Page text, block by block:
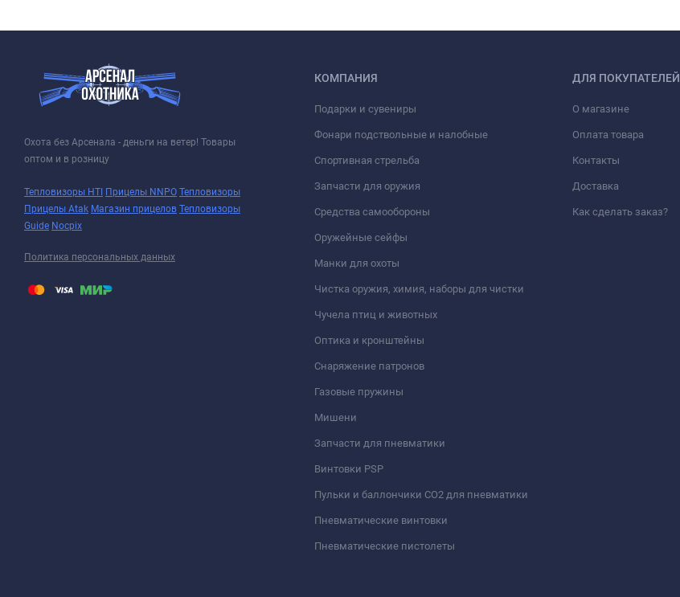
Охота без Арсенала - деньги на ветер! Товары
оптом и в розницу
Тепловизоры HTI Прицелы NNPO Тепловизоры
Прицелы Atak Магазин прицелов Тепловизоры
Guide Nocpix
Политика персональных данных
КОМПАНИЯ
Подарки и сувениры
Фонари подствольные и налобные
Спортивная стрельба
Запчасти для оружия
Средства самообороны
Оружейные сейфы
Манки для охоты
Чистка оружия, химия, наборы для чистки
Чучела птиц и животных
Оптика и кронштейны
Снаряжение патронов
Газовые пружины
Мишени
Запчасти для пневматики
Винтовки PSP
Пульки и баллончики СО2 для пневматики
Пневматические винтовки
Пневматические пистолеты
ДЛЯ ПОКУПАТЕЛЕЙ
О магазине
Оплата товара
Контакты
Доставка
Как сделать заказ?